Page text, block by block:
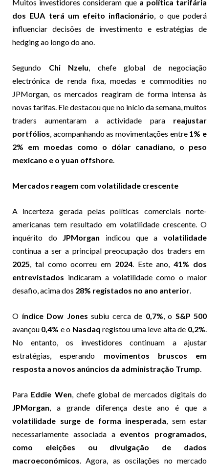
Muitos investidores consideram que a política tarifária
dos EUA terá um efeito inflacionário , o que poderá
influenciar decisões de investimento e estratégias de
hedging ao longo do ano.
Segundo Chi Nzelu , chefe global de negociação
electrónica de renda fixa, moedas e commodities no
JPMorgan, os mercados reagiram de forma intensa às
novas tarifas. Ele destacou que no início da semana, muitos
traders aumentaram a actividade para reajustar
portfólios , acompanhando as movimentações entre 1% e
2% em moedas como o dólar canadiano, o peso
mexicano e o yuan offshore
Mercados reagem com volatilidade crescente
A incerteza gerada pelas políticas comerciais norte-
americanas tem resultado em volatilidade crescente. O
inquérito do
JPMorgan indicou que avolatilidade
continua a ser a principal preocupação dos traders em
2025 , tal como ocorreu em 2024. Este ano,41% dos
entrevistados indicaram a volatilidade como o maior
desafio, acima dos 28% registados no ano anterior
O índice Dow Jones subiu cerca de 0,7% , o S&P 500
avançou 0,4% e o Nasdaq registou uma leve alta de 0,2%
No entanto, os investidores continuam a ajustar
estratégias, esperando movimentos bruscos em
resposta a novos anúncios da administração Trump
Para Eddie Wen , chefe global de mercados digitais do
JPMorgan , a grande diferença deste ano é que a
volatilidade surge de forma inesperada , sem estar
necessariamente associada a eventos programados,
como eleições ou divulgação de dados
macroeconómicos . Agora, as oscilações no mercado